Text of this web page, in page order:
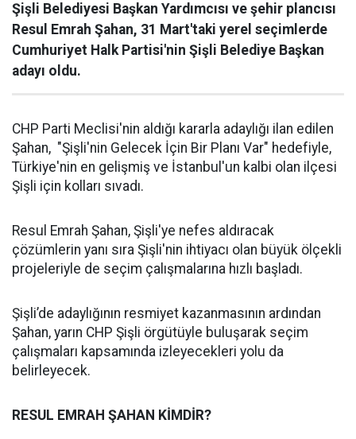
Şişli Belediyesi Başkan Yardımcısı ve şehir plancısı
Resul Emrah Şahan, 31 Mart'taki yerel seçimlerde
Cumhuriyet Halk Partisi'nin Şişli Belediye Başkan
adayı oldu.
CHP Parti Meclisi'nin aldığı kararla adaylığı ilan edilen
Şahan, "Şişli'nin Gelecek İçin Bir Planı Var" hedefiyle,
Türkiye'nin en gelişmiş ve İstanbul'un kalbi olan ilçesi
Şişli için kolları sıvadı.
Resul Emrah Şahan, Şişli'ye nefes aldıracak
çözümlerin yanı sıra Şişli'nin ihtiyacı olan büyük ölçekli
projeleriyle de seçim çalışmalarına hızlı başladı.
Şişli’de adaylığının resmiyet kazanmasının ardından
Şahan, yarın CHP Şişli örgütüyle buluşarak seçim
çalışmaları kapsamında izleyecekleri yolu da
belirleyecek.
RESUL EMRAH ŞAHAN KİMDİR?